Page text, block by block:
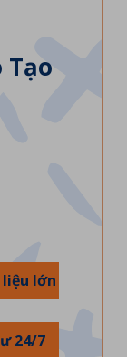
Tạo
liệu lớn
24/7